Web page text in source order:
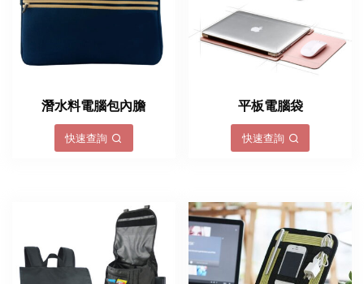
潛水料電腦包內膽
快速查詢
平板電腦袋
快速查詢